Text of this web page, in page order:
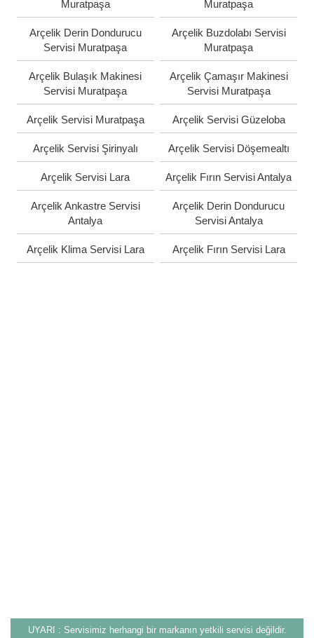
Muratpaşa Muratpaşa
Arçelik Derin Dondurucu
Servisi Muratpaşa
Arçelik Buzdolabı Servisi
Muratpaşa
Arçelik Bulaşık Makinesi
Servisi Muratpaşa
Arçelik Çamaşır Makinesi
Servisi Muratpaşa
Arçelik Servisi Muratpaşa Arçelik Servisi Güzeloba
Arçelik Servisi Şirinyalı Arçelik Servisi Döşemealtı
Arçelik Servisi Lara Arçelik Fırın Servisi Antalya
Arçelik Ankastre Servisi
Antalya
Arçelik Derin Dondurucu
Servisi Antalya
Arçelik Klima Servisi Lara Arçelik Fırın Servisi Lara
UYARI : Servisimiz herhangi bir markanın yetkili servisi değildir.